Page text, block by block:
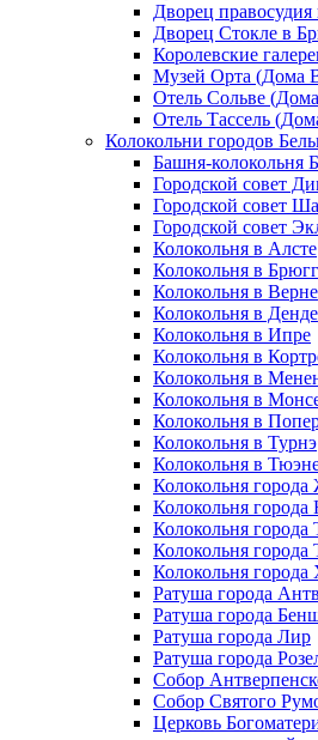
Дворец
Дворец Стокле в
Королевские
Музей Орта (Дома
Отель Сольве
Отель Тассель
Колокольни городов
Башня-колокольня
Городской совет
Городской совет
Городской совет
Колокольня в Алсте
Колокольня в
Колокольня в Верне
Колокольня в
Колокольня в Ипре
Колокольня в
Колокольня в
Колокольня в
Колокольня в
Колокольня в Турнэ
Колокольня в
Колокольня
Колокольня
Колокольня города
Колокольня города
Колокольня города
Ратуша города
Ратуша города
Ратуша города Лир
Ратуша города
Собор
Собор Святого
Церковь